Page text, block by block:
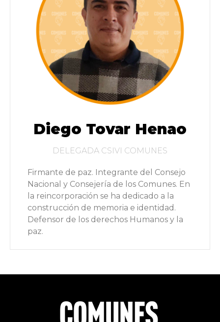
Diego Tovar Henao
DELEGADA CSIVI COMUNES
Firmante de paz. Integrante del Consejo
Nacional y Consejería de los Comunes. En
la reincorporación se ha dedicado a la
construcción de memoria e identidad.
Defensor de los derechos Humanos y la
paz.